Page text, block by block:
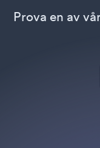
Prova en av